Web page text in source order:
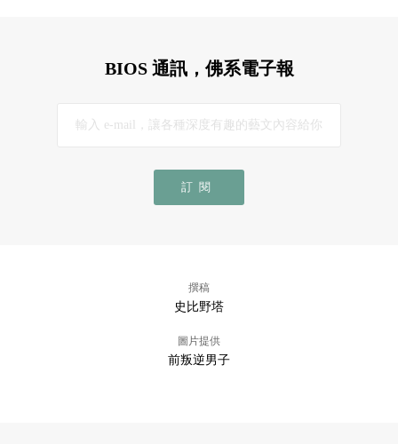
BIOS 通訊，佛系電子報
訂閱
撰稿
史比野塔
圖片提供
前叛逆男子